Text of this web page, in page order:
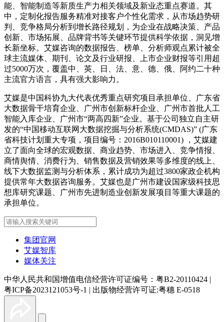
能、智能制造等新质生产力相关领域及新业态重点赛道。其
中，定制化报告服务精准对接客户个性化需求，从市场趋势研
判、竞争格局分析到增长路径规划，为企业在战略决策、产品
创新、市场拓展、品牌背书等关键环节提供科学依据，洞见增
长新坐标。艾媒咨询的数据报告、榜单、分析师观点累计被全
球主流媒体、期刊、论文及行业研报、上市企业财报等引用超
过5000万次，覆盖中、英、日、法、意、德、俄、阿约二十种
主流官方语言，具有强大影响力。
艾媒是中国科协九大代表优秀重点研究项目承担单位、广东省
大数据骨干培育企业、广州市创新标杆企业、广州市首批人工
智能入库企业、广州市“两高四新”企业。基于公司独立自主研
发的“中国移动互联网大数据挖掘与分析系统(CMDAS)” (广东
省科技计划重大专项，项目编号：2016B010110001) ，艾媒建
立了面向全球的宏观数据、商业趋势、市场进入、竞争情报、
商情舆情、消费行为、销售数据及营销效果等多维度的线上、
线下大数据监测与分析体系，累计成功为超过3800家政企机构
提供常年大数据咨询服务。艾媒也是广州市建设国家级科技思
想库研究课题、广州市先进制造业创新发展项目等重大课题的
承担单位。
集团官网
艾媒智库
媒体关注
中华人民共和国增值电信经营许可证编号：粤B2-20110424 |
粤ICP备2023121053号-1 | 出版物经营许可证:粤穗 E-0518